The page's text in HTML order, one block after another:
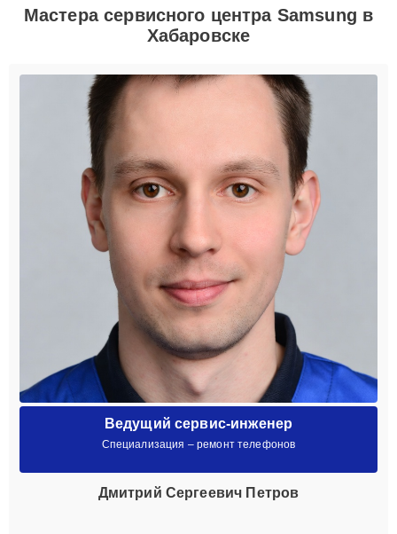
Мастера сервисного центра Samsung в
Хабаровске
Ведущий сервис-инженер
Специализация – ремонт телефонов
Дмитрий Сергеевич Петров